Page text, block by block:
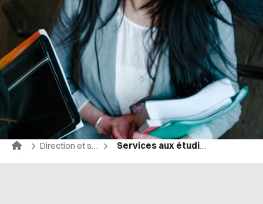
Accueil Direction et services Services aux étudiants